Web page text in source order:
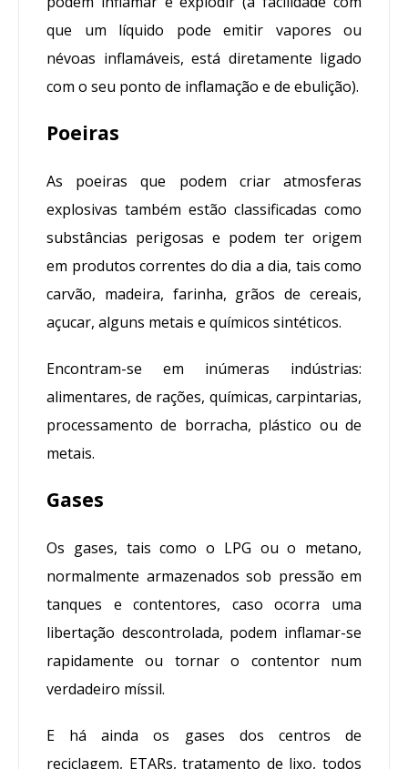
que um líquido pode emitir vapores ou
névoas inflamáveis, está diretamente ligado
com o seu ponto de inflamação e de ebulição).
Poeiras
As poeiras que podem criar atmosferas
explosivas também estão classificadas como
substâncias perigosas e podem ter origem
em produtos correntes do dia a dia, tais como
carvão, madeira, farinha, grãos de cereais,
açucar, alguns metais e químicos sintéticos.
Encontram-se em inúmeras indústrias:
alimentares, de rações, químicas, carpintarias,
processamento de borracha, plástico ou de
metais.
Gases
Os gases, tais como o LPG ou o metano,
normalmente armazenados sob pressão em
tanques e contentores, caso ocorra uma
libertação descontrolada, podem inflamar-se
rapidamente ou tornar o contentor num
verdadeiro míssil.
E há ainda os gases dos centros de
reciclagem, ETARs, tratamento de lixo, todos